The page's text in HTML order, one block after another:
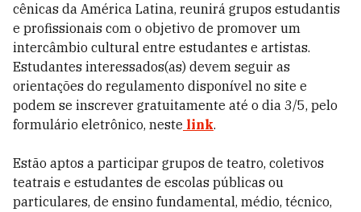
cênicas da América Latina, reunirá grupos estudantis
e profissionais com o objetivo de promover um
intercâmbio cultural entre estudantes e artistas.
Estudantes interessados(as) devem seguir as
orientações do regulamento disponível no site e
podem se inscrever gratuitamente até o dia 3/5, pelo
formulário eletrônico, neste link.
Estão aptos a participar grupos de teatro, coletivos
teatrais e estudantes de escolas públicas ou
particulares, de ensino fundamental, médio, técnico,